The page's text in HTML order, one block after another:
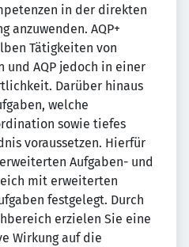
in der direkten
anzuwenden. AQP+
Tätigkeiten von
und AQP jedoch in einer
Darüber hinaus
welche
sowie tiefes
voraussetzen. Hierfür
Aufgaben- und
mit erweiterten
festgelegt. Durch
erzielen Sie eine
Wirkung auf die